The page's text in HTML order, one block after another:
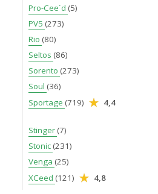
Pro-Cee´d (5)
PV5 (273)
Rio (80)
Seltos (86)
Sorento (273)
Soul (36)
Sportage (719) 4,4
Stinger (7)
Stonic (231)
Venga (25)
XCeed (121) 4,8